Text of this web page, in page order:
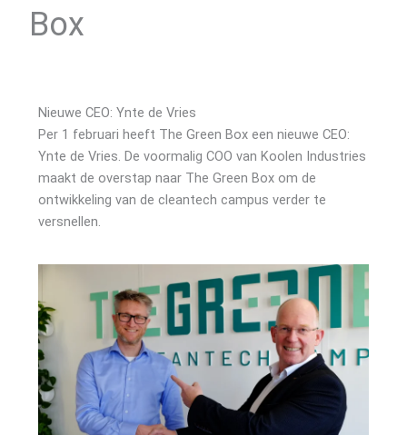
Box
Nieuwe CEO: Ynte de Vries
Per 1 februari heeft The Green Box een nieuwe CEO:
Ynte de Vries. De voormalig COO van Koolen Industries
maakt de overstap naar The Green Box om de
ontwikkeling van de cleantech campus verder te
versnellen.